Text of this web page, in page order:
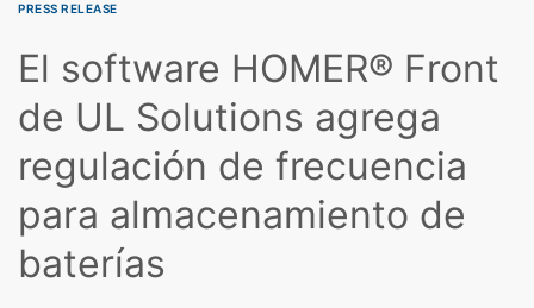
PRESS RELEASE
El software HOMER® Front
de UL Solutions agrega
regulación de frecuencia
para almacenamiento de
baterías